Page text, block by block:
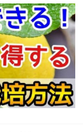
２倍採れる種類